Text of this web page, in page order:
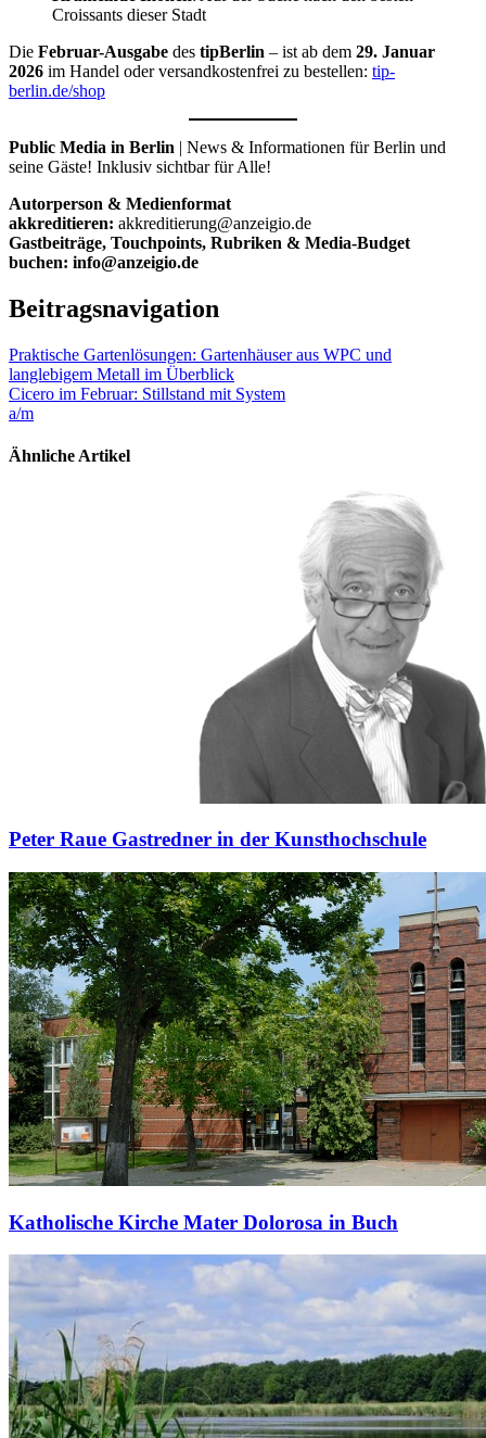
Croissants dieser Stadt
Die Februar-Ausgabe des tipBerlin – ist ab dem 29. Januar
2026 im Handel oder versandkostenfrei zu bestellen: tip-
berlin.de/shop
Public Media in Berlin | News & Informationen für Berlin und
seine Gäste! Inklusiv sichtbar für Alle!
Autorperson & Medienformat
akkreditieren: akkreditierung@anzeigio.de
Gastbeiträge, Touchpoints, Rubriken & Media-Budget
buchen: info@anzeigio.de
Beitragsnavigation
Praktische Gartenlösungen: Gartenhäuser aus WPC und
langlebigem Metall im Überblick
Cicero im Februar: Stillstand mit System
a/m
Ähnliche Artikel
Peter Raue Gastredner in der Kunsthochschule
Katholische Kirche Mater Dolorosa in Buch